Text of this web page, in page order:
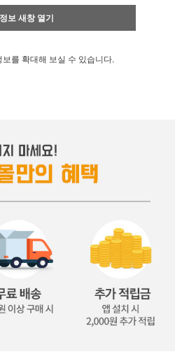
페이코 ID로 페
PAYCO 바로
보 새창 열기
보를 확대해 보실 수 있습니다.